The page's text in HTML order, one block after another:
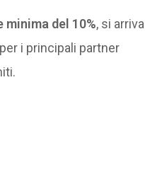
del 10%, si arriva
i principali partner